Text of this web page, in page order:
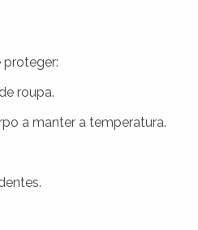
proteger:
roupa.
a manter a temperatura.